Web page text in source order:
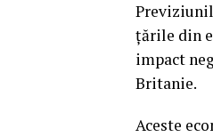
ţările din
impact
Britanie.
Aceste